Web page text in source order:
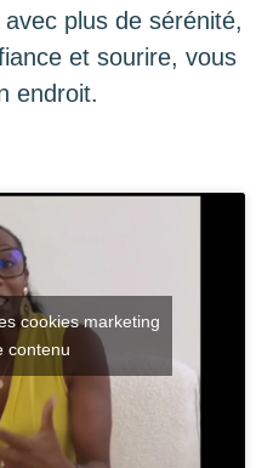
plus de sérénité,
et sourire, vous
endroit.
cookies marketing
contenu